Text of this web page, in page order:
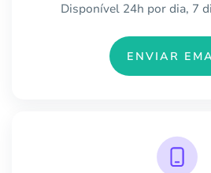
Disponível 24h por dia, 7
ENVIAR